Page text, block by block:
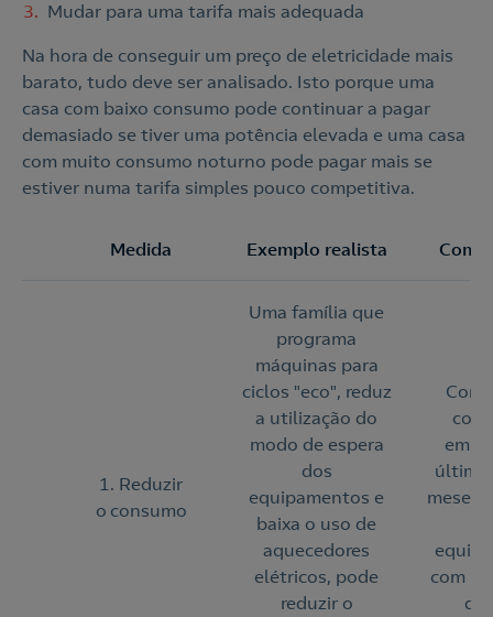
Mudar para uma tarifa mais adequada
Na hora de conseguir um preço de eletricidade mais
barato, tudo deve ser analisado. Isto porque uma
casa com baixo consumo pode continuar a pagar
demasiado se tiver uma potência elevada e uma casa
com muito consumo noturno pode pagar mais se
estiver numa tarifa simples pouco competitiva.
Medida Exemplo realista
1. Reduzir
o consumo
Uma família que
programa
máquinas para
ciclos "eco", reduz
a utilização do
modo de espera
dos
equipamentos e
baixa o uso de
aquecedores
elétricos, pode
reduzir o
em
meses
com
de